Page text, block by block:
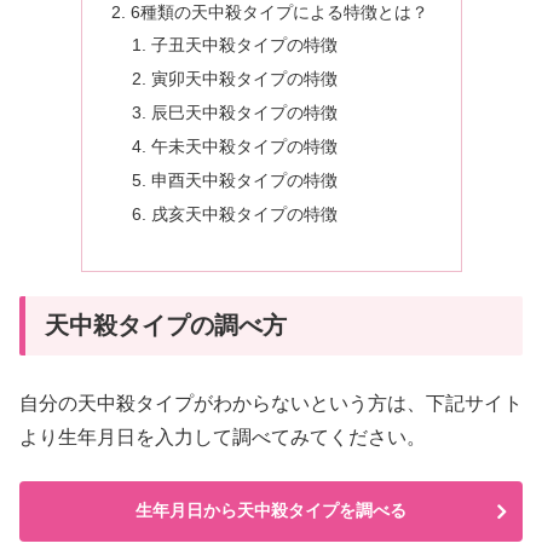
6種類の天中殺タイプによる特徴とは？
子丑天中殺タイプの特徴
寅卯天中殺タイプの特徴
辰巳天中殺タイプの特徴
午未天中殺タイプの特徴
申酉天中殺タイプの特徴
戌亥天中殺タイプの特徴
天中殺タイプの調べ方
自分の天中殺タイプがわからないという方は、下記サイト
より生年月日を入力して調べてみてください。
生年月日から天中殺タイプを調べる